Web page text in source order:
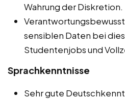
Wahrung der Diskretion.
sensiblen Daten bei
Studentenjobs und
Sprachkenntnisse
Sehr gute